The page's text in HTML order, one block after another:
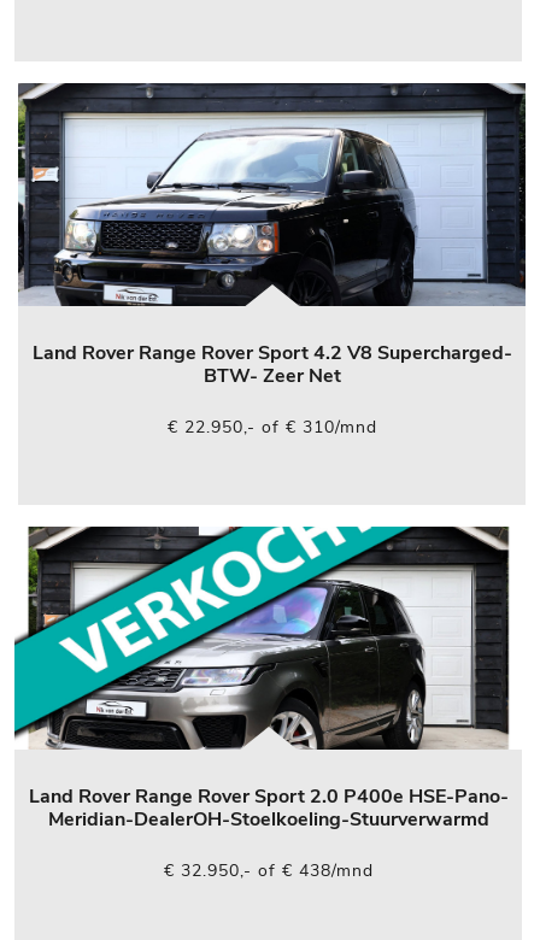
Land Rover Range Rover Sport 4.2 V8 Supercharged-
BTW- Zeer Net
€ 22.950,- of € 310/mnd
Land Rover Range Rover Sport 2.0 P400e HSE-Pano-
Meridian-DealerOH-Stoelkoeling-Stuurverwarmd
€ 32.950,- of € 438/mnd